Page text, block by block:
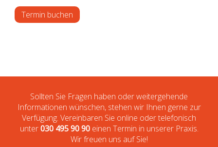
Termin buchen
Sollten Sie Fragen haben oder weitergehende
Informationen wünschen, stehen wir Ihnen gerne zur
Verfügung. Vereinbaren Sie online oder telefonisch
unter030 495 90 90einen Termin in unserer Praxis.
Wir freuen uns auf Sie!